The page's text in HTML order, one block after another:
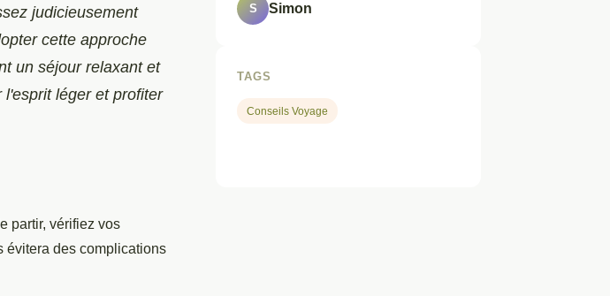
judicieusement
cette approche
un séjour relaxant et
léger et profiter
partir, vérifiez vos
évitera des complications
S Simon
TAGS
Conseils Voyage